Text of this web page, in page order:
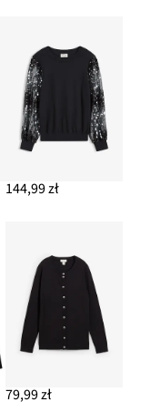
144,99 zł
79,99 zł